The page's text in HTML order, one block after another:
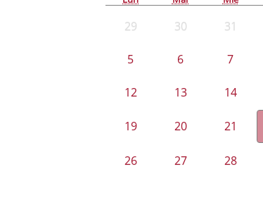
29 30 31
5 6 7
12 13 14
19 20 21
26 27 28